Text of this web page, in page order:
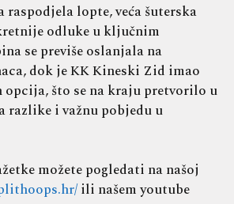
lopte, veća šuterska
odluke u ključnim
se previše oslanjala na
dok je KK Kineski Zid imao
opcija, što se na kraju pretvorilo u
razlike i važnu pobjedu u
možete pogledati na našoj
ili našem youtube